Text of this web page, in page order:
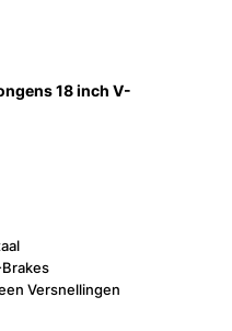
18 inch V-
Versnellingen